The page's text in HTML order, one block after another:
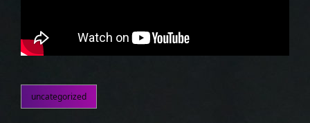
kategorier
uncategorized